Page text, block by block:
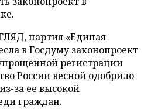
партия «Единая
в Госдуму законопроект
регистрации
России весной одобрило
за ее высокой
граждан.